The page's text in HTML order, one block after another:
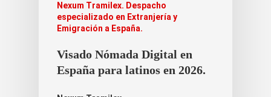
Nexum Tramilex. Despacho
especializado en Extranjería y
Emigración a España.
Visado Nómada Digital en
España para latinos en 2026.